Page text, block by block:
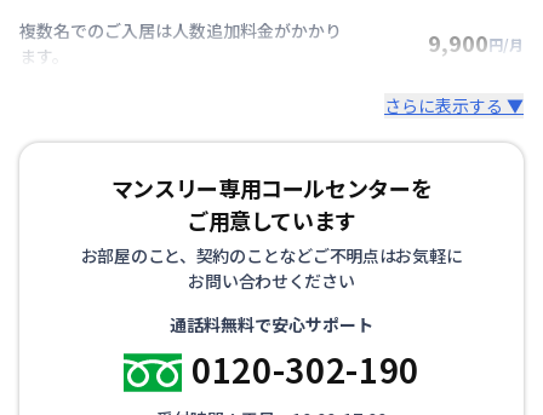
複数名でのご入居は人数追加料金がかかり
ます。
9,900円/月
さらに表示する ▼
マンスリー専用コールセンターを
ご用意しています
お部屋のこと、契約のことなどご不明点はお気軽に
お問い合わせください
通話料無料で安心サポート
0120-302-190